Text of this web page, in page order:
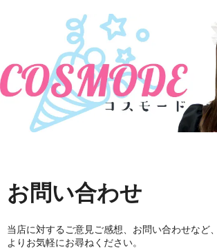
お問い合わせ
当店に対するご意見ご感想、お問い合わせなど
よりお気軽にお尋ねください。